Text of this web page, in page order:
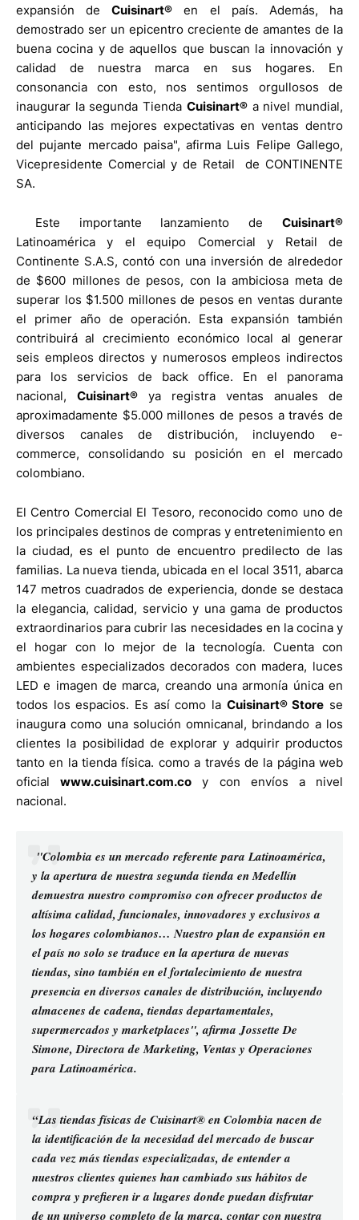
expansión deCuisinart® en el país. Además, ha
demostrado ser un epicentro creciente de amantes de la
buena cocina y de aquellos que buscan la innovación y
calidad de nuestra marca en sus hogares. En
consonancia con esto, nos sentimos orgullosos de
inaugurar la segunda Tienda Cuisinart®a nivel mundial,
anticipando las mejores expectativas en ventas dentro
del pujante mercado paisa", afirma Luis Felipe Gallego,
Vicepresidente Comercial y de Retail
de CONTINENTE
SA.
Este importante lanzamiento deCuisinart®
Latinoamérica y el equipo Comercial y Retail de
Continente S.A.S, contó con una inversión de alrededor
de $600 millones de pesos, con la ambiciosa meta de
superar los $1.500 millones de pesos en ventas durante
el primer año de operación. Esta expansión también
contribuirá al crecimiento económico local al generar
seis empleos directos y numerosos empleos indirectos
para los servicios de back office. En el panorama
nacional, Cuisinart® ya registra ventas anuales de
aproximadamente $5.000 millones de pesos a través de
diversos canales de distribución, incluyendo e-
commerce, consolidando su posición en el mercado
colombiano.
El Centro Comercial El Tesoro, reconocido como uno de
los principales destinos de compras y entretenimiento en
la ciudad, es el punto de encuentro predilecto de las
familias. La nueva tienda, ubicada en el local 3511, abarca
147 metros cuadrados de experiencia, donde se destaca
la elegancia, calidad, servicio y una gama de productos
extraordinarios para cubrir las necesidades en la cocina y
el hogar con lo mejor de la tecnología. Cuenta con
ambientes especializados decorados con madera, luces
LED e imagen de marca, creando una armonía única en
todos los espacios. Es así como la Cuisinart® Store se
inaugura como una solución omnicanal, brindando a los
clientes la posibilidad de explorar y adquirir productos
tanto en la tienda física. como a través de la página web
oficialwww.cuisinart.com.co y con envíos a nivel
nacional.
"Colombia es un mercado referente para Latinoamérica,
y la apertura de nuestra segunda tienda en Medellín
demuestra nuestro compromiso con ofrecer productos de
altísima calidad, funcionales, innovadores y exclusivos a
los hogares colombianos… Nuestro plan de expansión en
el país no solo se traduce en la apertura de nuevas
tiendas, sino también en el fortalecimiento de nuestra
presencia en diversos canales de distribución, incluyendo
almacenes de cadena, tiendas departamentales,
supermercados y marketplaces", afirma Jossette De
Simone, Directora de Marketing, Ventas y Operaciones
para Latinoamérica.
“Las tiendas físicas de Cuisinart®en Colombia nacen de
la identificación de la necesidad del mercado de buscar
cada vez más tiendas especializadas, de entender a
nuestros clientes quienes han cambiado sus hábitos de
compra y prefieren ir a lugares donde puedan disfrutar
de un universo completo de la marca, contar con nuestra